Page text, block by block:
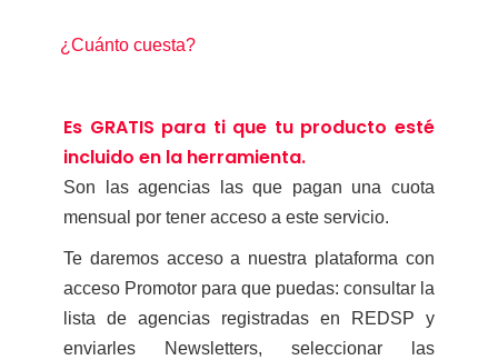
¿Cuánto cuesta?
Es GRATIS para ti que tu producto esté
incluido en la herramienta.
Son las agencias las que pagan una cuota
mensual por tener acceso a este servicio.
Te daremos acceso a nuestra plataforma con
acceso Promotor para que puedas: consultar la
lista de agencias registradas en REDSP y
enviarles Newsletters, seleccionar las